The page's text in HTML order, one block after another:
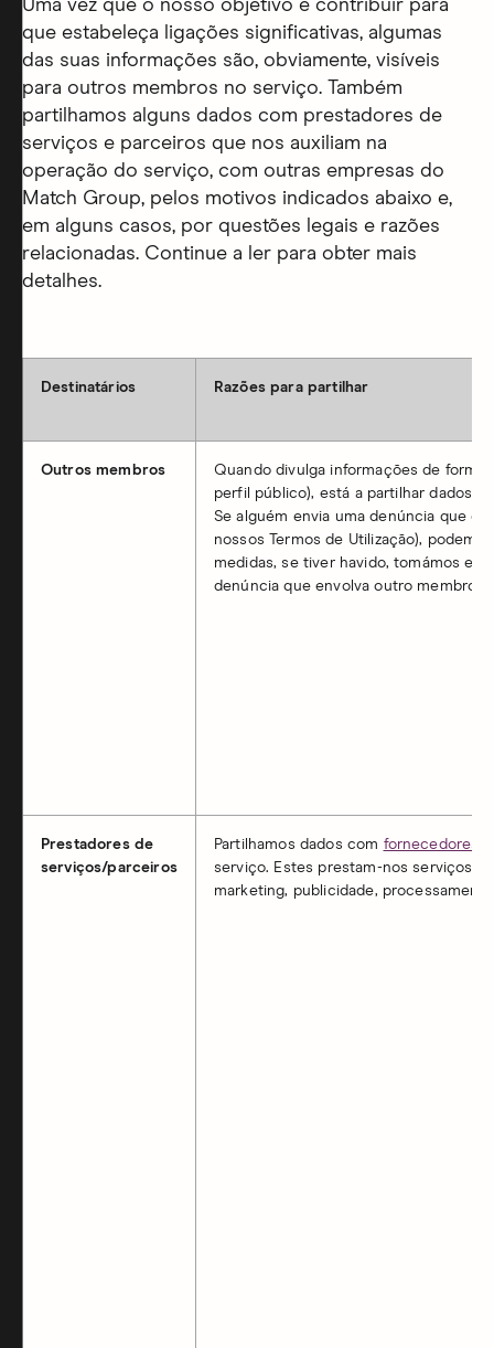
Uma vez que o nosso objetivo é contribuir para
que estabeleça ligações significativas, algumas
das suas informações são, obviamente, visíveis
para outros membros no serviço. Também
partilhamos alguns dados com prestadores de
serviços e parceiros que nos auxiliam na
operação do serviço, com outras empresas do
Match Group, pelos motivos indicados abaixo e,
em alguns casos, por questões legais e razões
relacionadas. Continue a ler para obter mais
detalhes.
Destinatários Razões para partilhar
Outros membros
Quando divulga informações de
perfil público), está a partilhar dados
Se alguém envia uma denúncia que
nossos Termos de Utilização),
medidas, se tiver havido, tomámos
denúncia que envolva outro membro.
Prestadores de
serviços/parceiros
Partilhamos dados com fornecedores
serviço. Estes prestam-nos serviços
marketing, publicidade,